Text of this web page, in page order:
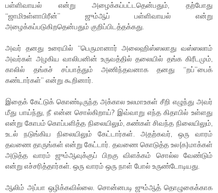
பள்ளிவாயல் என்று அழைக்கப்பட்டதென்பதும், தற்போது
“ஜாமிஉள்ளாபிரீன்” ஜும்ஆப் பள்ளிவாயல் என்று
அழைக்கப்படுகிறதென்பதும் குறிப்பிடத்தக்கது.
அவர் தனது உரையில் “பெருமானார் அலைஹிஸ்ஸலாது வஸ்ஸலாம்
அவர்கள் அழகிய வாலிபனின் உருவத்தில் தலையில் தங்க கிரீடமும்,
காலில் தங்கச் சப்பாத்தும் அணிந்தவனாக தனது “றப்”பைக்
கண்டார்கள்” என்று கூறினார்.
இதைக் கேட்டுக் கொண்டிருந்த அக்கால உலமாஉகள் சீறி எழுந்து அவர்
மீது பாய்ந்து, நீ என்ன சொல்கிறாய்? இவ்வாறு எந்த கிதாபில் உள்ளது
என்று கோபம் கொப்பளித்த நிலையிலும், கண்கள் சிவந்த நிலையிலும்,
உடல் நடுங்கிய நிலையிலும் கேட்டார்கள். அதற்கவர், ஒரு வாரம்
தவணை தாருங்கள் என்று கேட்டார். தவணை கொடுத்த உல(க)மாக்கள்
அடுத்த வாரம் ஜும்ஆவுக்குப் பிறகு விளக்கம் சொல்ல வேண்டும்
என்று எச்சரித்தார்கள். ஒரு வாரம் ஒரு நாள் போல் உருண்டோடியது.
ஆலிம் அப்பா ஒழிக்கவில்லை. சொன்னபடி ஜும்ஆத் தொழுகைக்காக